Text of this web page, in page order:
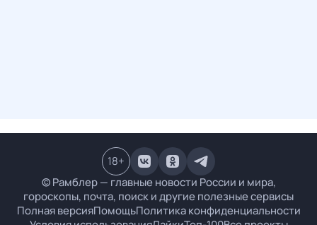
© Рамблер — главные новости России и мира,
гороскопы, почта, поиск и другие полезные сервисы
Полная версияПомощьПолитика конфиденциальности
18+